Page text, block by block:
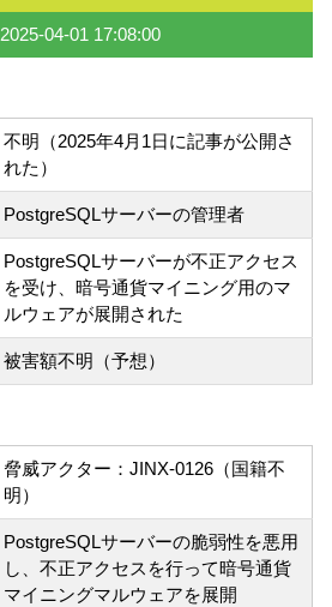
2025-04-01 17:08:00
不明（2025年4月1日に記事が公開さ
れた）
PostgreSQLサーバーの管理者
PostgreSQLサーバーが不正アクセス
を受け、暗号通貨マイニング用のマ
ルウェアが展開された
被害額不明（予想）
脅威アクター：JINX-0126（国籍不
明）
PostgreSQLサーバーの脆弱性を悪用
し、不正アクセスを行って暗号通貨
マイニングマルウェアを展開